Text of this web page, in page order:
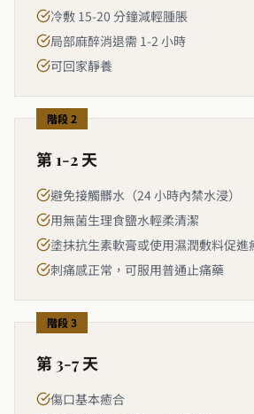
冷敷 15-20 分鐘減輕腫脹
局部麻醉消退需 1-2 小時
可回家靜養
階段 2
第 1-2 天
避免接觸髒水（24 小時內禁水浸）
用無菌生理食鹽水輕柔清潔
塗抹抗生素軟膏或使用濕潤敷料促進
刺痛感正常，可服用普通止痛藥
階段 3
第 3-7 天
傷口基本癒合